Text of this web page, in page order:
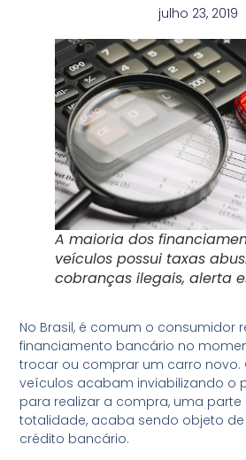
julho 23, 2019
A maioria dos
veículos possui taxas
cobranças ilegais, alerta
No Brasil, é comum o consumidor
financiamento bancário no
trocar ou comprar um carro novo.
veículos acabam inviabilizando o
para realizar a compra, uma
totalidade, acaba sendo objeto
crédito bancário.